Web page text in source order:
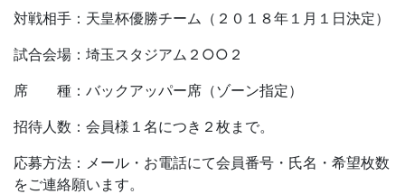
対戦相手：天皇杯優勝チーム（２０１８年１月１日決定）
試合会場：埼玉スタジアム２○○２
席 種：バックアッパー席（ゾーン指定）
招待人数：会員様１名につき２枚まで。
応募方法：メール・お電話にて会員番号・氏名・希望枚数
をご連絡願います。